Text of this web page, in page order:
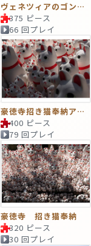
ヴェネツィアのゴンドラ
375 ピース
66 回プレイ
豪徳寺招き猫奉納アップ
400 ピース
79 回プレイ
豪徳寺 招き猫奉納
320 ピース
30 回プレイ